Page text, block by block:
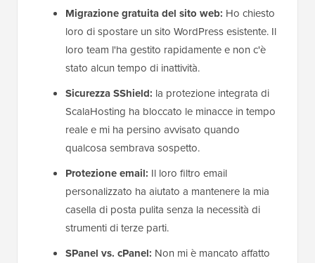
Migrazione gratuita del sito web: Ho chiesto
loro di spostare un sito WordPress esistente. Il
loro team l'ha gestito rapidamente e non c'è
stato alcun tempo di inattività.
Sicurezza SShield: la protezione integrata di
ScalaHosting ha bloccato le minacce in tempo
reale e mi ha persino avvisato quando
qualcosa sembrava sospetto.
Protezione email: Il loro filtro email
personalizzato ha aiutato a mantenere la mia
casella di posta pulita senza la necessità di
strumenti di terze parti.
SPanel vs. cPanel: Non mi è mancato affatto